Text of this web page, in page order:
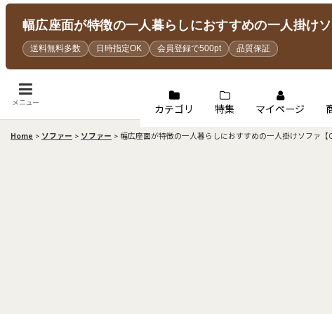
幅広座面が特徴の一人暮らしにおすすめの一人掛け
送料無料多数 日時指定OK 会員登録で500pt 品質保証
メニュー
カテゴリ 特集 マイページ
Home > ソファー > ソファー > 幅広座面が特徴の一人暮らしにおすすめの一人掛けソファ【